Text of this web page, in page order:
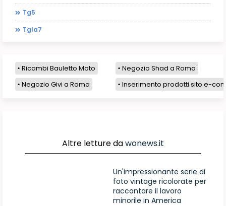
Tg5
Tgla7
Ricambi Bauletto Moto
Negozio Shad a Roma
Negozio Givi a Roma
Inserimento prodotti sito e-
Altre letture dawonews.it
Un'impressionante serie di
foto vintage ricolorate per
raccontare il lavoro
minorile in America